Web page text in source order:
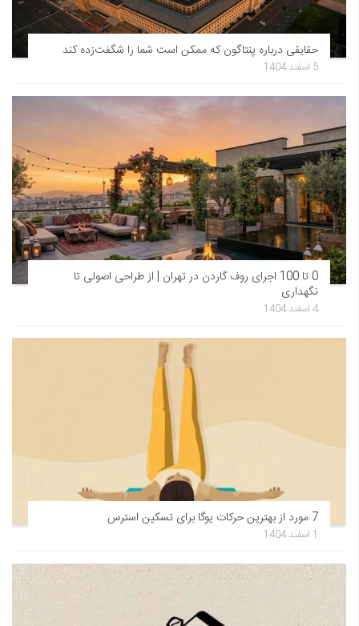
درباره پنتاگون که ممکن است شما را شگفت‌زده کند
0 تا 100 اجرای روف گاردن در تهران | از طراحی اصولی تا